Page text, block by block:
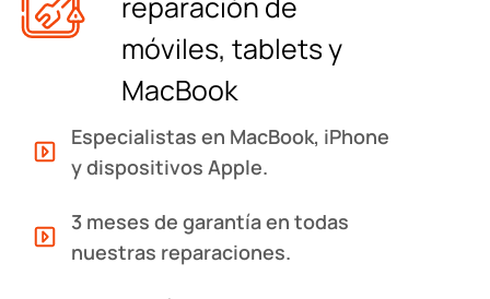
móviles, tablets y
MacBook
Especialistas en MacBook, iPhone
y dispositivos Apple.
3 meses de garantía en todas
nuestras reparaciones.